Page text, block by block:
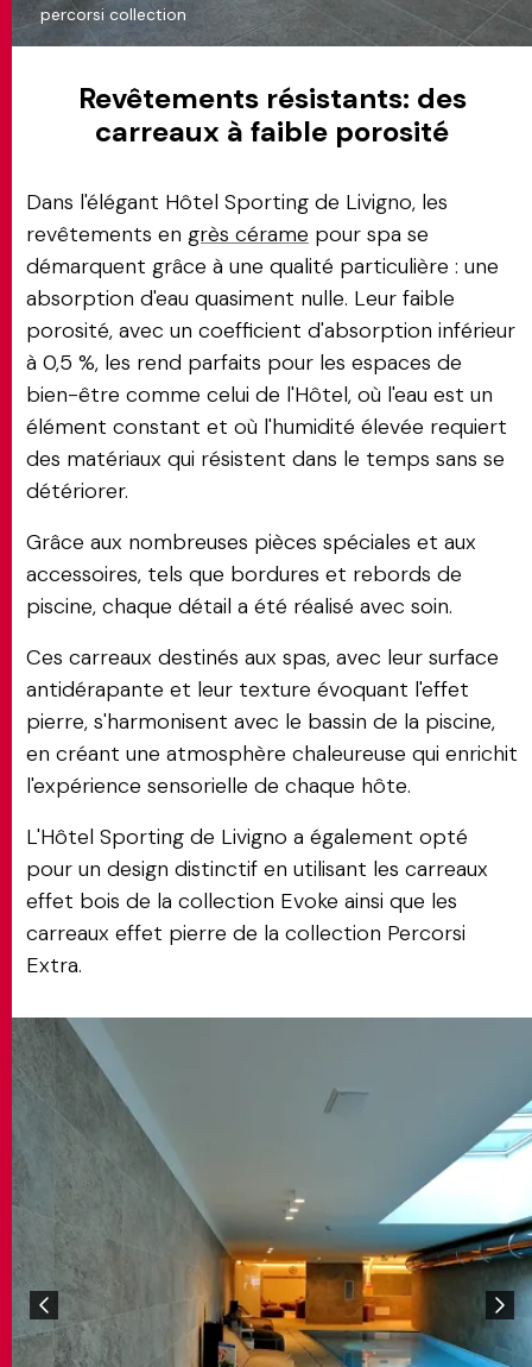
percorsi collection
Revêtements résistants: des
carreaux à faible porosité
Dans l'élégant Hôtel Sporting de Livigno, les
revêtements en grès cérame pour spa se
démarquent grâce à une qualité particulière : une
absorption d'eau quasiment nulle. Leur faible
porosité, avec un coefficient d'absorption inférieur
à 0,5 %, les rend parfaits pour les espaces de
bien-être comme celui de l'Hôtel, où l'eau est un
élément constant et où l'humidité élevée requiert
des matériaux qui résistent dans le temps sans se
détériorer.
Grâce aux nombreuses pièces spéciales et aux
accessoires, tels que bordures et rebords de
piscine, chaque détail a été réalisé avec soin.
Ces carreaux destinés aux spas, avec leur surface
antidérapante et leur texture évoquant l'effet
pierre, s'harmonisent avec le bassin de la piscine,
en créant une atmosphère chaleureuse qui enrichit
l'expérience sensorielle de chaque hôte.
L'Hôtel Sporting de Livigno a également opté
pour un design distinctif en utilisant les carreaux
effet bois de la collection Evoke ainsi que les
carreaux effet pierre de la collection Percorsi
Extra.